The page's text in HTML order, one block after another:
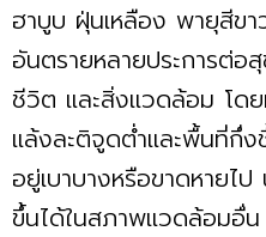
ฮาบูบ ฝุ่นเหลือง พายุสีข
อันตรายหลายประการต่
ชีวิต และสิ่งแวดล้อม โด
แล้งละติจูดต่ำและพื้นที่
อยู่เบาบางหรือขาดหายไ
ขึ้นได้ในสภาพแวดล้อมอื่